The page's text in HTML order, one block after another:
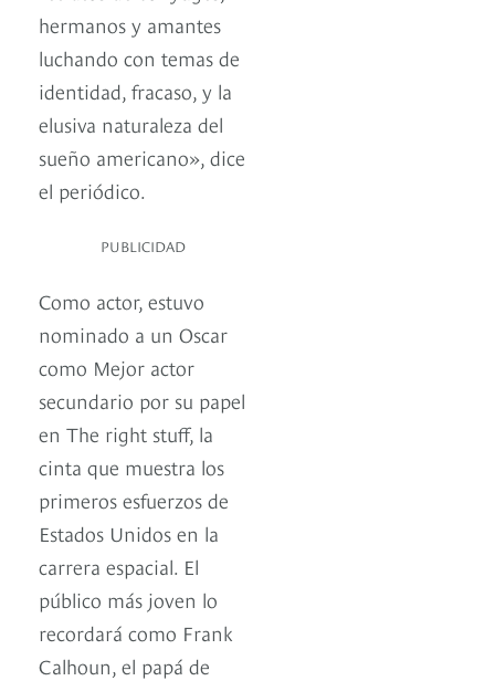
hermanos y amantes
luchando con temas de
identidad, fracaso, y la
elusiva naturaleza del
sueño americano», dice
el periódico.
PUBLICIDAD
Como actor, estuvo
nominado a un Oscar
como Mejor actor
secundario por su papel
en The right stuff, la
cinta que muestra los
primeros esfuerzos de
Estados Unidos en la
carrera espacial. El
público más joven lo
recordará como Frank
Calhoun, el papá de